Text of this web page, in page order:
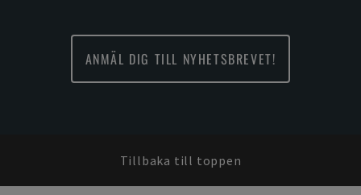
ANMÄL DIG TILL NYHETSBREVET!
Tillbaka till toppen